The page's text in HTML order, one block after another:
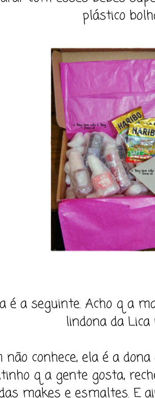
plástico
é a seguinte. Acho q a
lindona da Lica
não conhece, ela é a
q a gente gosta,
makes e esmaltes. E